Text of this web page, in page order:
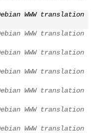
WWW translation
WWW translation
WWW translation
WWW translation
WWW translation
WWW translation
WWW translation